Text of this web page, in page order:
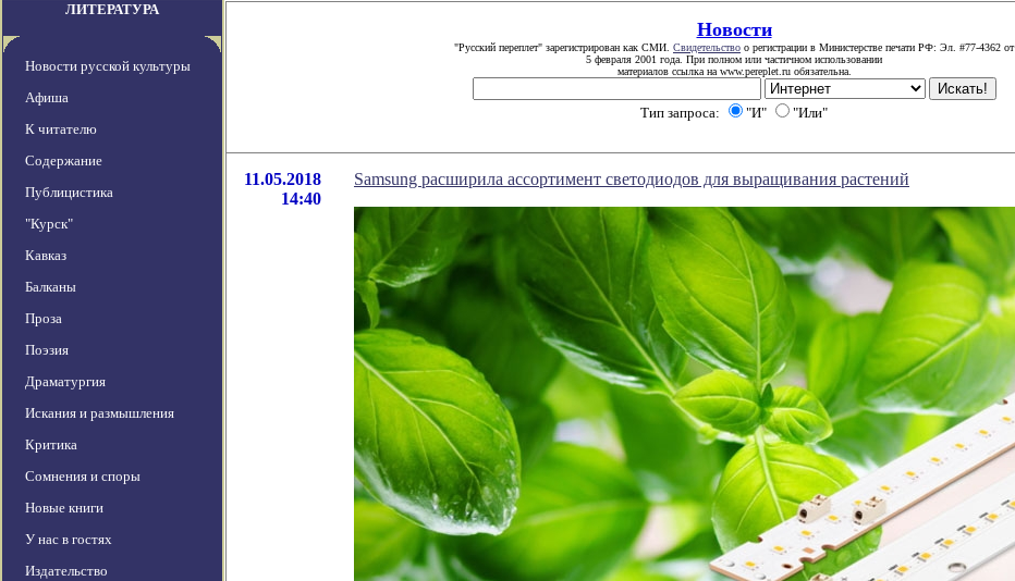
ЛИТЕРАТУРА
Новости русской культуры
Афиша
К читателю
Содержание
Публицистика
"Курск"
Кавказ
Балканы
Проза
Поэзия
Драматургия
Искания и размышления
Критика
Сомнения и споры
Новые книги
У нас в гостях
Издательство
Новости
"Русский переплет" зарегистрирован как СМИ. Свидетельство о регистрации в Министерстве печати РФ: Эл. #77-4362 от
5 февраля 2001 года. При полном или частичном использовании
материалов ссылка на www.pereplet.ru обязательна.
Тип запроса: "И" "Или"
11.05.2018
14:40
Samsung расширила ассортимент светодиодов для выращивания растений